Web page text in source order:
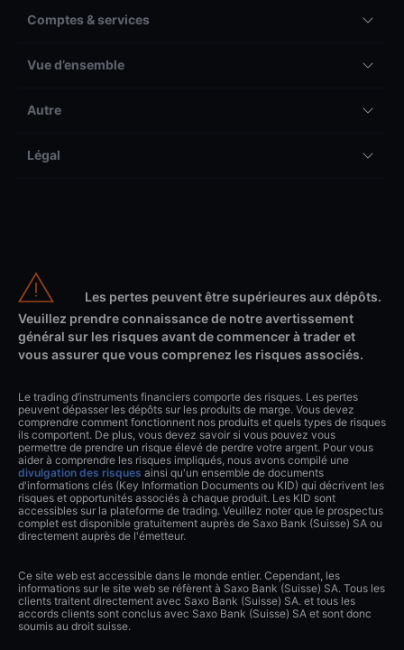
Comptes & services
Vue d’ensemble
Autre
Légal
Les pertes peuvent être supérieures aux dépôts.
Veuillez prendre connaissance de notre avertissement
général sur les risques avant de commencer à trader et
vous assurer que vous comprenez les risques associés.
Le trading d’instruments financiers comporte des risques. Les pertes
peuvent dépasser les dépôts sur les produits de marge. Vous devez
comprendre comment fonctionnent nos produits et quels types de risques
ils comportent. De plus, vous devez savoir si vous pouvez vous
permettre de prendre un risque élevé de perdre votre argent. Pour vous
aider à comprendre les risques impliqués, nous avons compilé une
divulgation des risques ainsi qu'un ensemble de documents
d'informations clés (Key Information Documents ou KID) qui décrivent les
risques et opportunités associés à chaque produit. Les KID sont
accessibles sur la plateforme de trading. Veuillez noter que le prospectus
complet est disponible gratuitement auprès de Saxo Bank (Suisse) SA ou
directement auprès de l'émetteur.
Ce site web est accessible dans le monde entier. Cependant, les
informations sur le site web se réfèrent à Saxo Bank (Suisse) SA. Tous les
clients traitent directement avec Saxo Bank (Suisse) SA. et tous les
accords clients sont conclus avec Saxo Bank (Suisse) SA et sont donc
soumis au droit suisse.